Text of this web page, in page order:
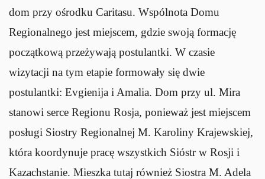
dom przy ośrodku Caritasu. Wspólnota Domu
Regionalnego jest miejscem, gdzie swoją formację
początkową przeżywają postulantki. W czasie
wizytacji na tym etapie formowały się dwie
postulantki: Evgienija i Amalia. Dom przy ul. Mira
stanowi serce Regionu Rosja, ponieważ jest miejscem
posługi Siostry Regionalnej M. Karoliny Krajewskiej,
która koordynuje pracę wszystkich Sióstr w Rosji i
Kazachstanie. Mieszka tutaj również Siostra M. Adela